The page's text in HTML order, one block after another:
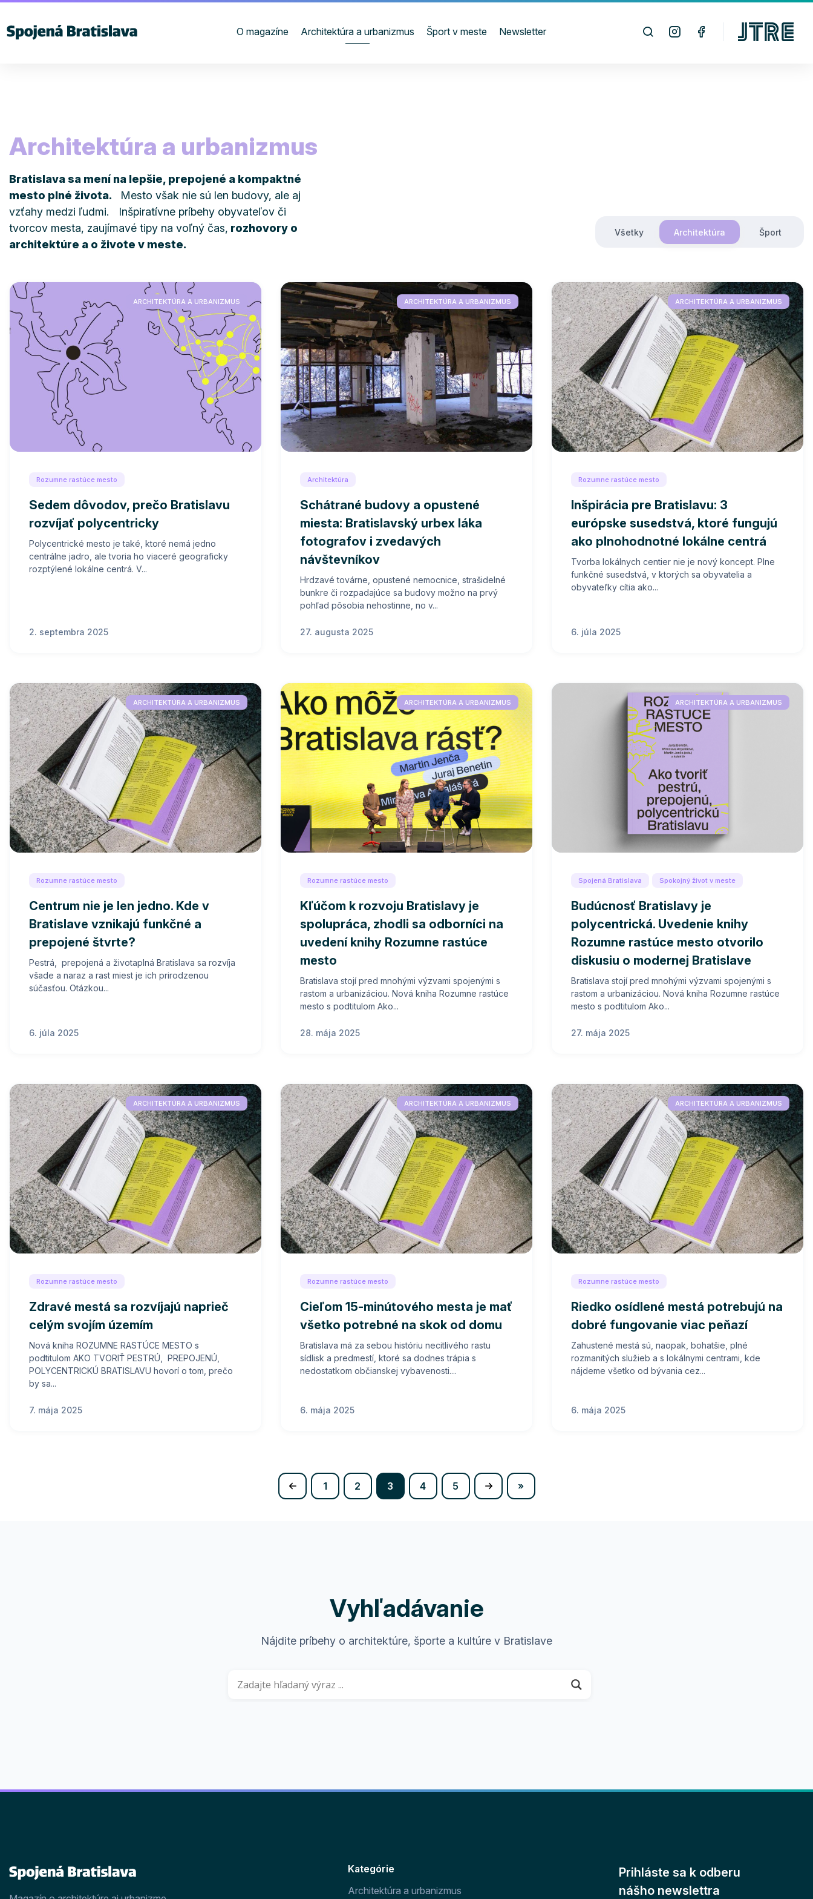
O magazíne Architektúra a urbanizmus Šport v meste Newsletter
Architektúra a urbanizmus
Bratislava sa mení na lepšie, prepojené a kompaktné
mesto plné života. Mesto však nie sú len budovy, ale aj
vzťahy medzi ľudmi. Inšpiratívne príbehy obyvateľov či
tvorcov mesta, zaujímavé tipy na voľný čas, rozhovory o
architektúre a o živote v meste.
Všetky Architektúra Šport
ARCHITEKTÚRA A URBANIZMUS
Rozumne rastúce mesto
Sedem dôvodov, prečo Bratislavu
rozvíjať polycentricky
Polycentrické mesto je také, ktoré nemá jedno
centrálne jadro, ale tvoria ho viaceré geograficky
rozptýlené lokálne centrá. V...
2. septembra 2025
ARCHITEKTÚRA A URBANIZMUS
Architektúra
Schátrané budovy a opustené
miesta: Bratislavský urbex láka
fotografov i zvedavých
návštevníkov
Hrdzavé továrne, opustené nemocnice, strašidelné
bunkre či rozpadajúce sa budovy možno na prvý
pohľad pôsobia nehostinne, no v...
27. augusta 2025
ARCHITEKTÚRA A URBANIZMUS
Rozumne rastúce mesto
Inšpirácia pre Bratislavu: 3
európske susedstvá, ktoré fungujú
ako plnohodnotné lokálne centrá
Tvorba lokálnych centier nie je nový koncept. Plne
funkčné susedstvá, v ktorých sa obyvatelia a
obyvateľky cítia ako...
6. júla 2025
ARCHITEKTÚRA A URBANIZMUS
Rozumne rastúce mesto
Centrum nie je len jedno. Kde v
Bratislave vznikajú funkčné a
prepojené štvrte?
Pestrá, prepojená a životaplná Bratislava sa rozvíja
všade a naraz a rast miest je ich prirodzenou
súčasťou. Otázkou...
6. júla 2025
ARCHITEKTÚRA A URBANIZMUS
Rozumne rastúce mesto
Kľúčom k rozvoju Bratislavy je
spolupráca, zhodli sa odborníci na
uvedení knihy Rozumne rastúce
mesto
Bratislava stojí pred mnohými výzvami spojenými s
rastom a urbanizáciou. Nová kniha Rozumne rastúce
mesto s podtitulom Ako...
28. mája 2025
ARCHITEKTÚRA A URBANIZMUS
Spojená Bratislava Spokojný život v meste
Budúcnosť Bratislavy je
polycentrická. Uvedenie knihy
Rozumne rastúce mesto otvorilo
diskusiu o modernej Bratislave
Bratislava stojí pred mnohými výzvami spojenými s
rastom a urbanizáciou. Nová kniha Rozumne rastúce
mesto s podtitulom Ako...
27. mája 2025
ARCHITEKTÚRA A URBANIZMUS
Rozumne rastúce mesto
Zdravé mestá sa rozvíjajú naprieč
celým svojím územím
Nová kniha ROZUMNE RASTÚCE MESTO s
podtitulom AKO TVORIŤ PESTRÚ, PREPOJENÚ,
POLYCENTRICKÚ BRATISLAVU hovorí o tom, prečo
by sa...
7. mája 2025
ARCHITEKTÚRA A URBANIZMUS
Rozumne rastúce mesto
Cieľom 15-minútového mesta je mať
všetko potrebné na skok od domu
Bratislava má za sebou históriu necitlivého rastu
sídlisk a predmestí, ktoré sa dodnes trápia s
nedostatkom občianskej vybavenosti....
6. mája 2025
ARCHITEKTÚRA A URBANIZMUS
Rozumne rastúce mesto
Riedko osídlené mestá potrebujú na
dobré fungovanie viac peňazí
Zahustené mestá sú, naopak, bohatšie, plné
rozmanitých služieb a s lokálnymi centrami, kde
nájdeme všetko od bývania cez...
6. mája 2025
1 2 3 (current)
4 5 »
Vyhľadávanie
Nájdite príbehy o architektúre, športe a kultúre v Bratislave
Kategórie
Architektúra a urbanizmus
Prihláste sa k odberu
nášho newslettra